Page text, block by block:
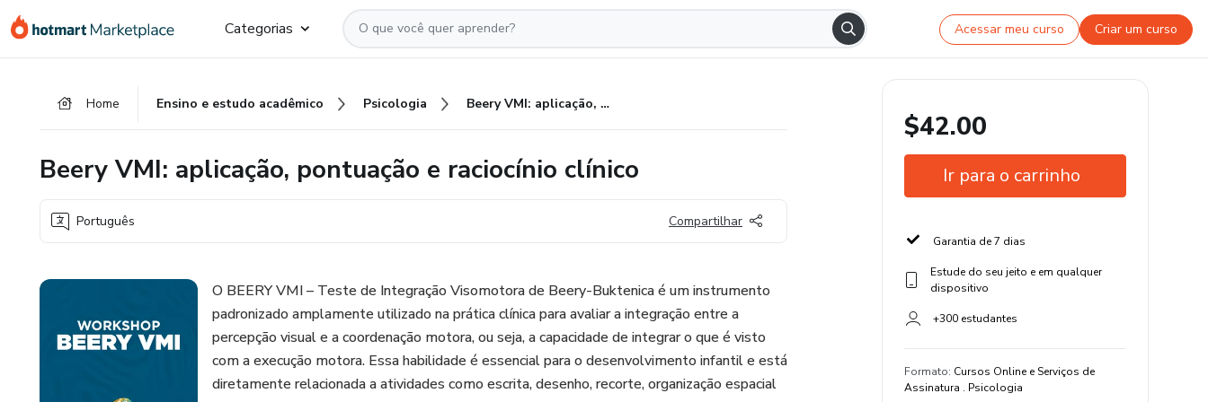
para
para
para
Categorias Acessar meu curso Criar um curso
Home Ensino e estudo acadêmico Psicologia Beery VMI: aplicação, pontuação e raciocínio clínico
Beery VMI: aplicação, pontuação e raciocínio clínico
Português Compartilhar
O BEERY VMI – Teste de Integração Visomotora de Beery-Buktenica é um instrumento
padronizado amplamente utilizado na prática clínica para avaliar a integração entre a
percepção visual e a coordenação motora, ou seja, a capacidade de integrar o que é visto
com a execução motora. Essa habilidade é essencial para o desenvolvimento infantil e está
diretamente relacionada a atividades como escrita, desenho, recorte, organização espacial
$42.00
Ir para o carrinho
Garantia de 7 dias
Estude do seu jeito e em qualquer
dispositivo
+300 estudantes
Formato: Cursos Online e Serviços de
Assinatura . Psicologia